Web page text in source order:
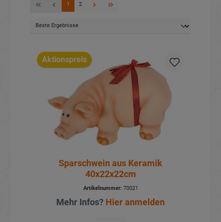
1 2
Aktionspreis
Sparschwein aus Keramik
40x22x22cm
Artikelnummer:70021
Mehr Infos? Hier anmelden